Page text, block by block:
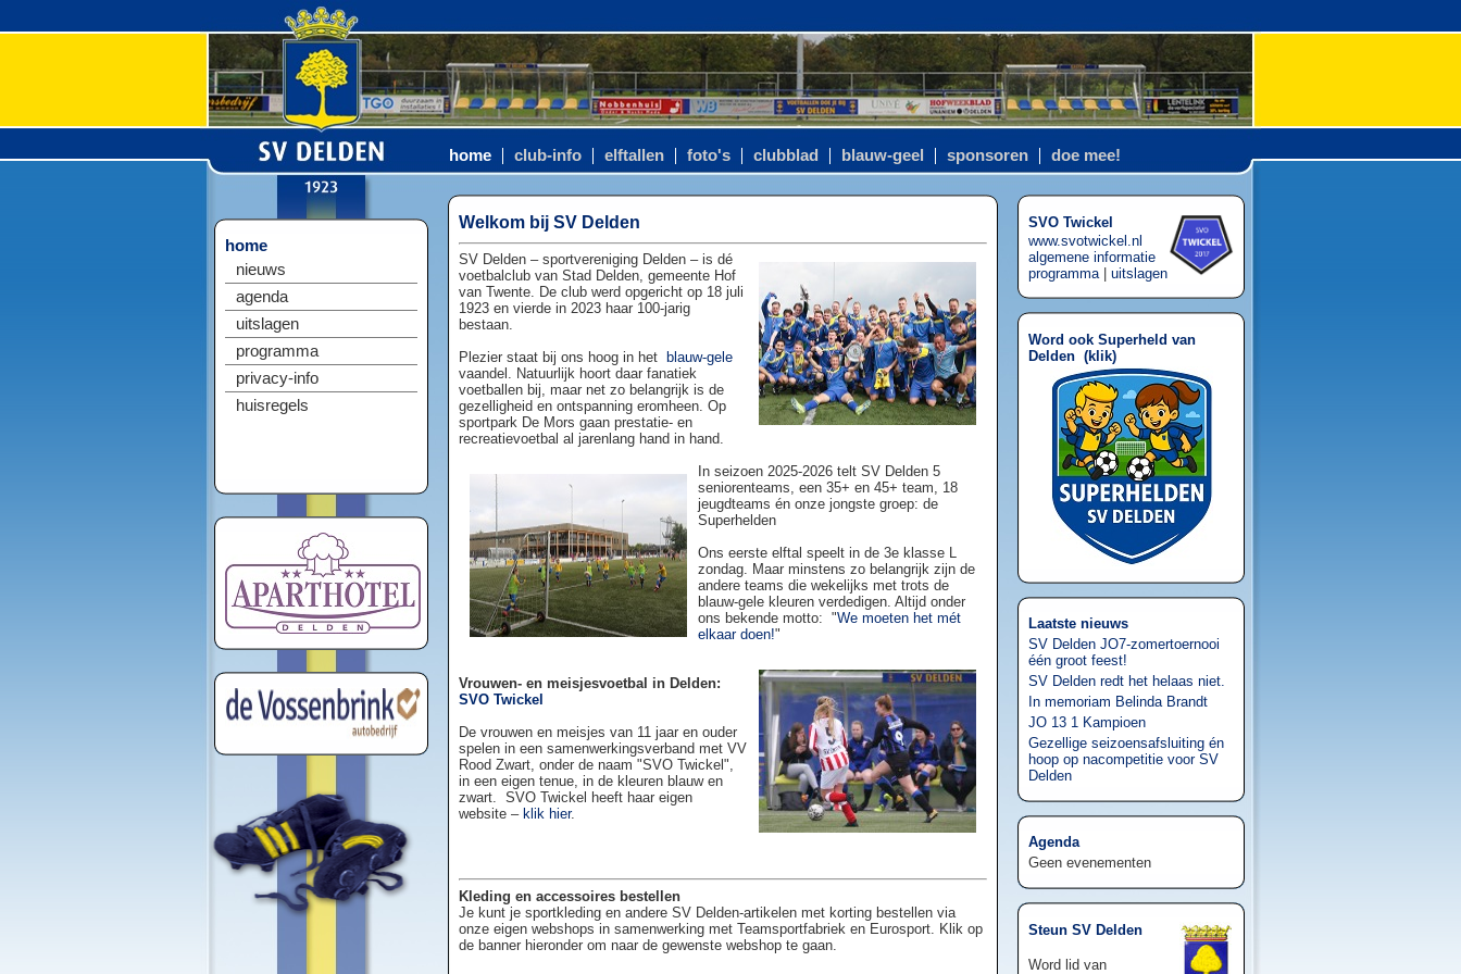
home club-info elftallen foto's clubblad blauw-geel sponsoren doe mee!
home
nieuws
agenda
uitslagen
programma
privacy-info
huisregels
Welkom bij SV Delden
SV Delden – sportvereniging Delden – is dé
voetbalclub van Stad Delden, gemeente Hof
van Twente. De club werd opgericht op 18 juli
1923 en vierde in 2023 haar 100-jarig
bestaan.
Plezier staat bij ons hoog in het
blauw-gele
vaandel. Natuurlijk hoort daar fanatiek
voetballen bij, maar net zo belangrijk is de
gezelligheid en ontspanning eromheen. Op
sportpark De Mors gaan prestatie- en
recreatievoetbal al jarenlang hand in hand.
In seizoen 2025-2026 telt SV Delden 5
seniorenteams, een 35+ en 45+ team, 18
jeugdteams én onze jongste groep: de
Superhelden
Ons eerste elftal speelt in de 3e klasse L
zondag. Maar minstens zo belangrijk zijn de
andere teams die wekelijks met trots de
blauw-gele kleuren verdedigen. Altijd onder
ons bekende motto: "We moeten het mét
elkaar doen!"
Vrouwen- en meisjesvoetbal in Delden:
SVO Twickel
De vrouwen en meisjes van 11 jaar en ouder
spelen in een samenwerkingsverband met VV
Rood Zwart, onder de naam "SVO Twickel",
in een eigen tenue, in de kleuren blauw en
zwart. SVO Twickel heeft haar eigen
website – klik hier.
Kleding en accessoires bestellen
Je kunt je sportkleding en andere SV Delden-artikelen met korting bestellen via
onze eigen webshops in samenwerking met Teamsportfabriek en Eurosport. Klik op
de banner hieronder om naar de gewenste webshop te gaan.
SVO Twickel
www.svotwickel.nl
algemene informatie
programma| uitslagen
Word ook Superheld van
Delden (klik)
Laatste nieuws
SV Delden JO7-zomertoernooi
één groot feest!
SV Delden redt het helaas niet.
In memoriam Belinda Brandt
JO 13 1 Kampioen
Gezellige seizoensafsluiting én
hoop op nacompetitie voor SV
Delden
Agenda
Geen evenementen
Steun SV Delden
Word lid van